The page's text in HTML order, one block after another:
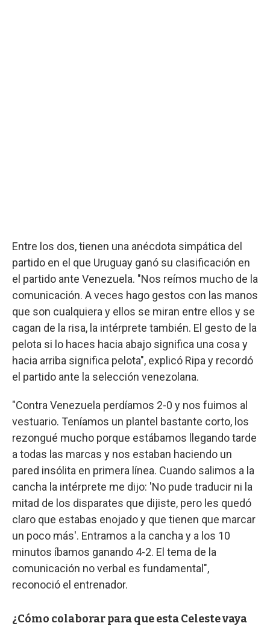
Entre los dos, tienen una anécdota simpática del
partido en el que Uruguay ganó su clasificación en
el partido ante Venezuela. "Nos reímos mucho de la
comunicación. A veces hago gestos con las manos
que son cualquiera y ellos se miran entre ellos y se
cagan de la risa, la intérprete también. El gesto de la
pelota si lo haces hacia abajo significa una cosa y
hacia arriba significa pelota", explicó Ripa y recordó
el partido ante la selección venezolana.
"Contra Venezuela perdíamos 2-0 y nos fuimos al
vestuario. Teníamos un plantel bastante corto, los
rezongué mucho porque estábamos llegando tarde
a todas las marcas y nos estaban haciendo un
pared insólita en primera línea. Cuando salimos a la
cancha la intérprete me dijo: 'No pude traducir ni la
mitad de los disparates que dijiste, pero les quedó
claro que estabas enojado y que tienen que marcar
un poco más'. Entramos a la cancha y a los 10
minutos íbamos ganando 4-2. El tema de la
comunicación no verbal es fundamental",
reconoció el entrenador.
¿Cómo colaborar para que esta Celeste vaya